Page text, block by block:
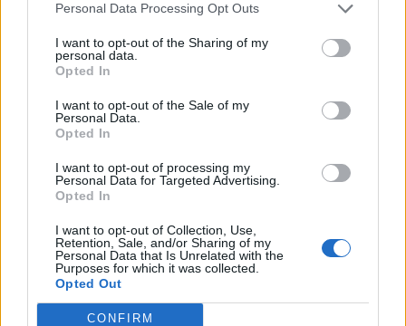
Personal Data Processing Opt Outs
I want to opt-out of the Sharing of my
personal data.
Opted In
I want to opt-out of the Sale of my
Personal Data.
Opted In
I want to opt-out of processing my
Personal Data for Targeted Advertising.
Opted In
I want to opt-out of Collection, Use,
Retention, Sale, and/or Sharing of my
Personal Data that Is Unrelated with the
Purposes for which it was collected.
Opted Out
CONFIRM
ADV
ADV